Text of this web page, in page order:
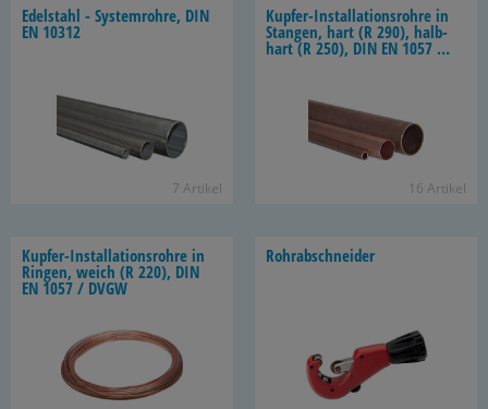
Edel­stahl - Sys­tem­roh­re, DIN
EN 10312
7 Ar­ti­kel
Kupfer-​Installationsrohre in
Stan­gen, hart (R 290), halb­
hart (R 250), DIN EN 1057 /
16 Ar­ti­kel
Kupfer-​Installationsrohre in
Rin­gen, weich (R 220), DIN
EN 1057 / DVGW
Rohr­ab­schnei­der